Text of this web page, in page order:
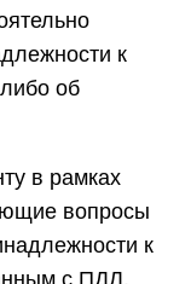
к
об
в рамках
вопросы
к
с ПДЛ.